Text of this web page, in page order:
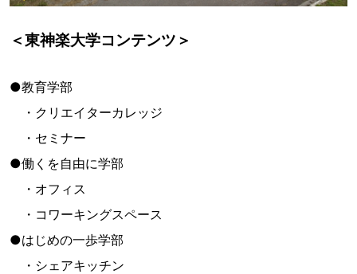
＜東神楽大学コンテンツ＞
●教育学部
・クリエイターカレッジ
・セミナー
●働くを自由に学部
・オフィス
・コワーキングスペース
●はじめの一歩学部
・シェアキッチン